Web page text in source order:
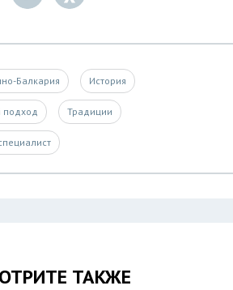
Балкария История
подход Традиции
ТАКЖЕ